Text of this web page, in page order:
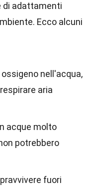
di adattamenti
Ecco alcuni
nell'acqua,
aria
acque molto
potrebbero
fuori